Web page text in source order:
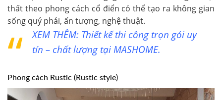
thất theo phong cách cổ điển có thể tạo ra không gian
sống quý phái, ấn tượng, nghệ thuật.
XEM THÊM: Thiết kế thi công trọn gói uy
tín – chất lượng tại MASHOME.
Phong cách Rustic (Rustic style)